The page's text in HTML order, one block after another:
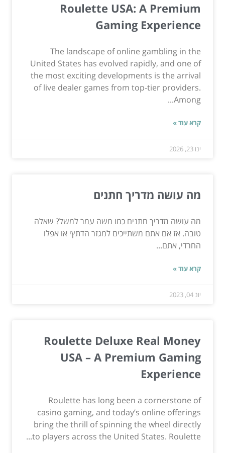
Roulette USA: A Premium
Gaming Experience
The landscape of online gambling in the
United States has evolved rapidly, and one of
the most exciting developments is the arrival
of live dealer games from top-tier providers.
Among...
קרא עוד »
ינו 23, 2026
מה עושה מדריך חתנים
מה עושה מדריך חתנים כמו משה עמר למשל? שאלה
טובה. אז אם אתם משתייכים למגזר הדתץי או אפלו
החרדי, אתם...
קרא עוד »
יונ 04, 2023
Roulette Deluxe Real Money
USA – A Premium Gaming
Experience
Roulette has long been a cornerstone of
casino gaming, and today’s online offerings
bring the thrill of spinning the wheel directly
to players across the United States. Roulette...